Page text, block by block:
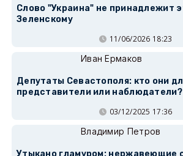
Слово "Украина" не принадлежит
Зеленскому
11/06/2026 18:23
Иван Ермаков
Депутаты Севастополя: кто они
представители или наблюдатели?
03/12/2025 17:36
Владимир Петров
Утыкано гламуром: нержавеющие